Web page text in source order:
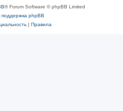
® Forum Software © phpBB Limited
поддержка phpBB
| Правила